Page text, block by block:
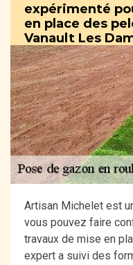
expérimenté
en place des
Vanault Les
Artisan Michelet est
vous pouvez faire
travaux de mise en
expert a suivi des